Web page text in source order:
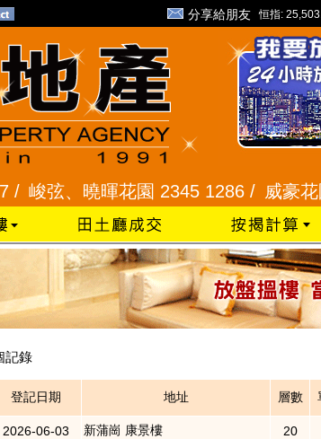
分享給朋友 恒指:
峻弦、曉暉花園 2345 1286 /威豪花
記錄
登記日期 地址 層數
2026-06-03 新蒲崗 康景樓 20